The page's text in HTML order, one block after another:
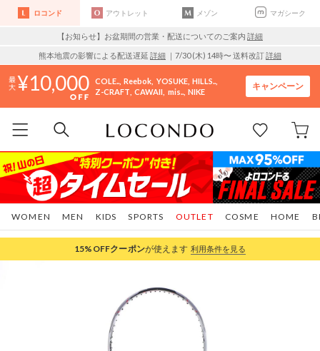
ロコンド アウトレット メゾン マガシーク
【お知らせ】お盆期間の営業・配送についてのご案内 詳細
熊本地震の影響による配送遅延 詳細 ｜7/30 (木) 14時〜 送料改訂詳細
10,000 COLE.. Reebok YOSUKE HILLS..
Z-CRAFT CAWAII mis.. NIKE
キャンペーン
WOMEN MEN KIDS SPORTS COSME HOME
OUTLET
15%OFFクーポンが使えます 利用条件を見る